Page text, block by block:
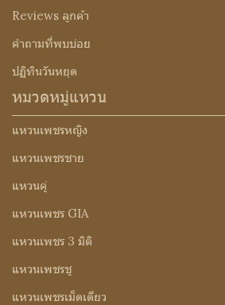
Reviews ลูกค้า
คำถามที่พบบ่อย
ปฏิทินวันหยุด
หมวดหมู่แหวน
แหวนเพชรหญิง
แหวนเพชรชาย
แหวนคู่
แหวนเพชร GIA
แหวนเพชร 3 มิติ
แหวนเพชรชู
แหวนเพชรเม็ดเดียว